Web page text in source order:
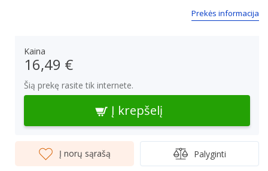
Prekės informacija
Kaina
16,49 €
Šią prekę rasite tik internete.
Į krepšelį
Į norų sąrašą Palyginti